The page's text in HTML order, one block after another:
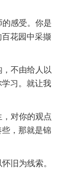
感受。你是
花园中采撷
不由给人以
习。就让我
对你的观点
，那就是锦
旧为线索。